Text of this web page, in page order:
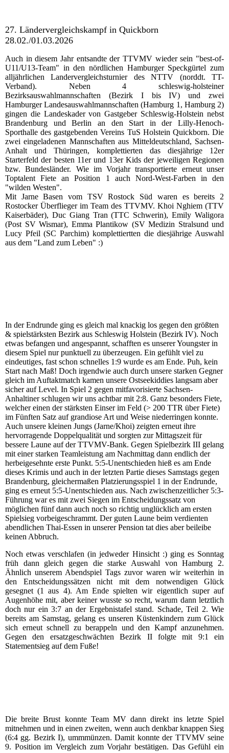
27. Ländervergleichskampf in Quickborn
28.02./01.03.2026
Auch in diesem Jahr entsandte der TTVMV wieder sein "best-of-
U11/U13-Team" in den nördlichen Hamburger Speckgürtel zum
alljährlichen Landervergleichsturnier des NTTV (norddt. TT-
Verband). Neben 4 schleswig-holsteiner
Bezirksauswahlmannschaften (Bezirk I bis IV) und zwei
Hamburger Landesauswahlmannschaften (Hamburg 1, Hamburg 2)
gingen die Landeskader von Gastgeber Schleswig-Holstein nebst
Brandenburg und Berlin an den Start in der Lilly-Henoch-
Sporthalle des gastgebenden Vereins TuS Holstein Quickborn. Die
zwei eingeladenen Mannschaften aus Mitteldeutschland, Sachsen-
Anhalt und Thüringen, komplettierten das diesjährige 12er
Starterfeld der besten 11er und 13er Kids der jeweiligen Regionen
bzw. Bundesländer. Wie im Vorjahr transportierte erneut unser
Toptalent Fiete an Position 1 auch Nord-West-Farben in den
"wilden Westen".
Mit Jarne Basen vom TSV Rostock Süd waren es bereits 2
Rostocker Überflieger im Team des TTVMV. Khoi Nghiem (TTV
Kaiserbäder), Duc Giang Tran (TTC Schwerin), Emily Waligora
(Post SV Wismar), Emma Plantikow (SV Medizin Stralsund und
Lucy Pfeil (SC Parchim) komplettiertten die diesjährige Auswahl
aus dem "Land zum Leben" :)
In der Endrunde ging es gleich mal knackig los gegen den größten
& spielstärksten Bezirk aus Schleswig Holstein (Bezirk IV). Noch
etwas befangen und angespannt, schafften es unserer Youngster in
diesem Spiel nur punktuell zu überzeugen. Ein gefühlt viel zu
eindeutiges, fast schon schnelles 1:9 wurde es am Ende. Puh, kein
Start nach Maß! Doch irgendwie auch durch unsere starken Gegner
gleich im Auftaktmatch kamen unsere Ostseekiddies langsam aber
sicher auf Level. In Spiel 2 gegen mitfavorisierte Sachsen-
Anhaltiner schlugen wir uns achtbar mit 2:8. Ganz besonders Fiete,
welcher einen der stärksten Einser im Feld (> 200 TTR über Fiete)
im Fünften Satz auf grandiose Art und Weise niederringen konnte.
Auch unsere kleinen Jungs (Jarne/Khoi) zeigten erneut ihre
hervorragende Doppelqualität und sorgten zur Mittagszeit für
bessere Laune auf der TTVMV-Bank. Gegen Spielbezirk III gelang
mit einer starken Teamleistung am Nachmittag dann endlich der
herbeigesehnte erste Punkt. 5:5-Unentschieden hieß es am Ende
dieses Krimis und auch in der letzten Partie dieses Samstags gegen
Brandenburg, gleichermaßen Platzierungsspiel 1 in der Endrunde,
ging es erneut 5:5-Unentschieden aus. Nach zwischenzeitlicher 5:3-
Führung war es mit zwei Siegen im Entscheidungssatz von
möglichen fünf dann auch noch so richtig unglücklich am ersten
Spielsieg vorbeigeschrammt. Der guten Laune beim verdienten
abendlichen Thai-Essen in unserer Pension tat dies aber beileibe
keinen Abbruch.
Noch etwas verschlafen (in jedweder Hinsicht :) ging es Sonntag
früh dann gleich gegen die starke Auswahl von Hamburg 2.
Ähnlich unserem Abendspiel Tags zuvor waren wir weiterhin in
den Entscheidungssätzen nicht mit dem notwendigen Glück
gesegnet (1 aus 4). Am Ende spielten wir eigentlich super auf
Augenhöhe mit, aber keiner wusste so recht, warum dann letztlich
doch nur ein 3:7 an der Ergebnistafel stand. Schade, Teil 2. Wie
bereits am Samstag, gelang es unseren Küstenkindern zum Glück
sich erneut schnell zu berappeln und den Kampf anzunehmen.
Gegen den ersatzgeschwächten Bezirk II folgte mit 9:1 ein
Statementsieg auf dem Fuße!
Die breite Brust konnte Team MV dann direkt ins letzte Spiel
mitnehmen und in einen zweiten, wenn auch denkbar knappen Sieg
(6:4 gg. Bezirk I), ummmünzen. Damit konnte der TTVMV seine
9. Position im Vergleich zum Vorjahr bestätigen. Das Gefühl ein